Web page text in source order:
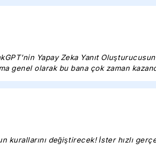
Yapay Zeka Yanıt
genel olarak bu bana çok zaman
kurallarını değiştirecek! İster hızlı